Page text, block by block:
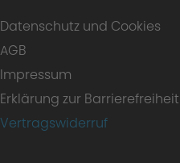
Conditions.
Datenschutz und Cookies
AGB
Impressum
Erklärung zur Barrierefreiheit
Vertragswiderruf